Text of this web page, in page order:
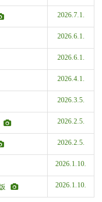
2026.7.1.
2026.6.1.
2026.6.1.
2026.4.1.
2026.3.5.
2026.2.5.
2026.2.5.
2026.1.10.
2026.1.10.